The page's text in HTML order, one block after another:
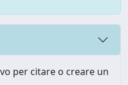
per citare o creare un